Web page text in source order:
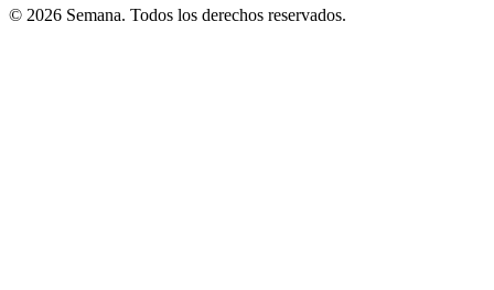
© 2026 Semana. Todos los derechos reservados.